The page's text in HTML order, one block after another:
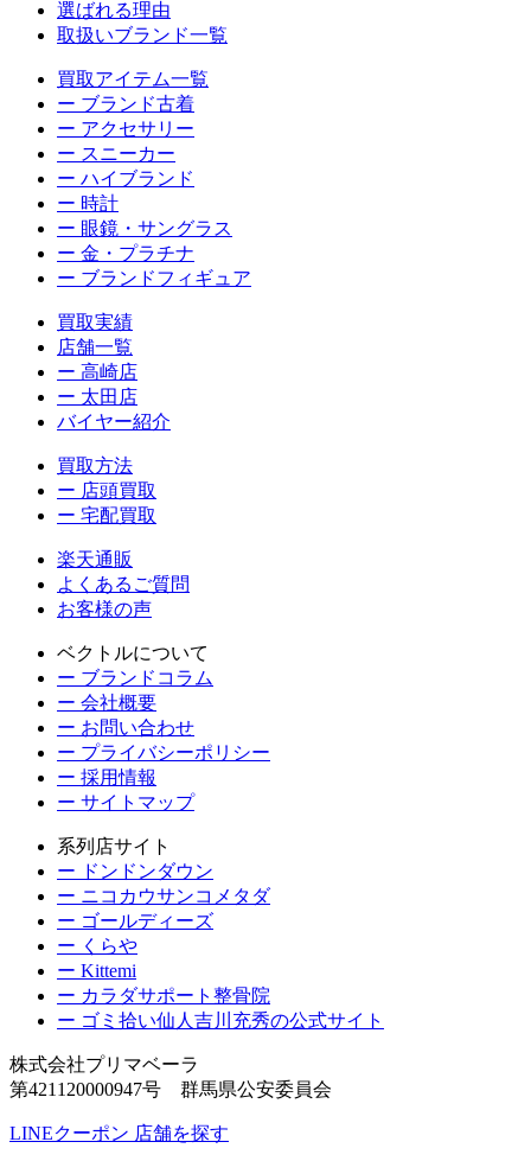
選ばれる理由
取扱いブランド一覧
買取アイテム一覧
ー ブランド古着
ー アクセサリー
ー スニーカー
ー ハイブランド
ー 時計
ー 眼鏡・サングラス
ー 金・プラチナ
ー ブランドフィギュア
買取実績
店舗一覧
ー 高崎店
ー 太田店
バイヤー紹介
買取方法
ー 店頭買取
ー 宅配買取
楽天通販
よくあるご質問
お客様の声
ベクトルについて
ー ブランドコラム
ー 会社概要
ー お問い合わせ
ー プライバシーポリシー
ー 採用情報
ー サイトマップ
系列店サイト
ー ドンドンダウン
ー ニコカウサンコメタダ
ー ゴールディーズ
ー くらや
ー Kittemi
ー カラダサポート整骨院
ー ゴミ拾い仙人吉川充秀の公式サイト
株式会社プリマベーラ
第421120000947号 群馬県公安委員会
LINEクーポン 店舗を探す